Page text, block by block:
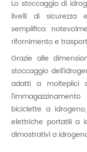
Lo stoccaggio di
livelli di sicurezza
semplifica
rifornimento e
Grazie alle
stoccaggio
adatti a molteplici
biciclette a
elettriche portatili a
dimostrativi a